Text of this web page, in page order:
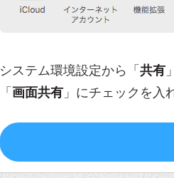
システム環境設定から「共有
「画面共有 」にチェックを入